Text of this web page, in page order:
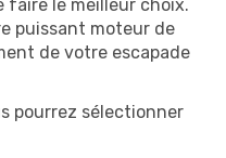
faire le meilleur choix.
puissant moteur de
de votre escapade
pourrez sélectionner